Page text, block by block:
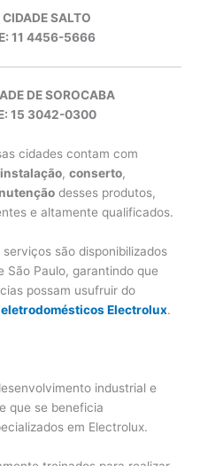
SALTO
11 4456-5666
DE SOROCABA
15 3042-0300
cidades contam com
instalação,conserto,
desses produtos,
e altamente qualificados.
são disponibilizados
São Paulo, garantindo que
possam usufruir do
eletrodomésticos Electrolux.
industrial e
que se beneficia
em Electrolux.